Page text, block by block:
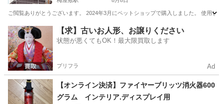
ご閲覧ありがとうございます。 2024年3月にペットショップで購入しました。 使用
東京 大田区 梅屋敷駅 その他
【求】古いお人形、お譲りください
状態が悪くてもOK！最大限買取します
プリフラ Ad
【オンライン決済】ファイヤーブリッツ消火器600
グラム インテリア.ディスプレイ用